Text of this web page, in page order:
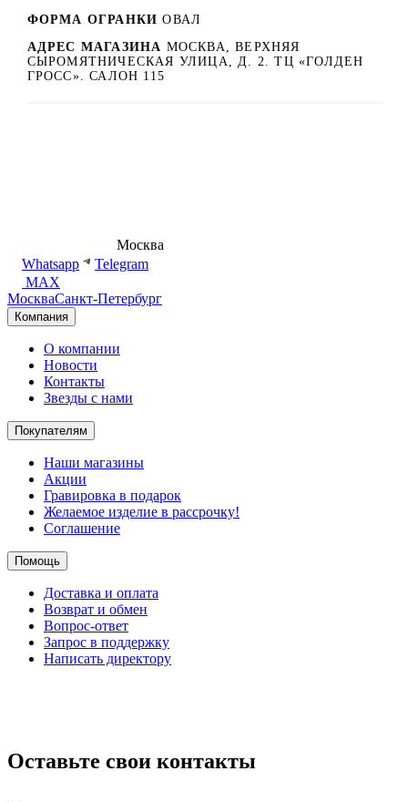
ФОРМА ОГРАНКИ ОВАЛ
АДРЕС МАГАЗИНА МОСКВА, ВЕРХНЯЯ
СЫРОМЯТНИЧЕСКАЯ УЛИЦА, Д. 2. ТЦ «ГОЛДЕН
ГРОСС». САЛОН 115
Москва
Whatsapp
Telegram
MAX
МоскваСанкт-Петербург
Компания
О компании
Новости
Контакты
Звезды с нами
Покупателям
Наши магазины
Акции
Гравировка в подарок
Желаемое изделие в рассрочку!
Соглашение
Помощь
Доставка и оплата
Возврат и обмен
Вопрос-ответ
Запрос в поддержку
Написать директору
Оставьте свои контакты